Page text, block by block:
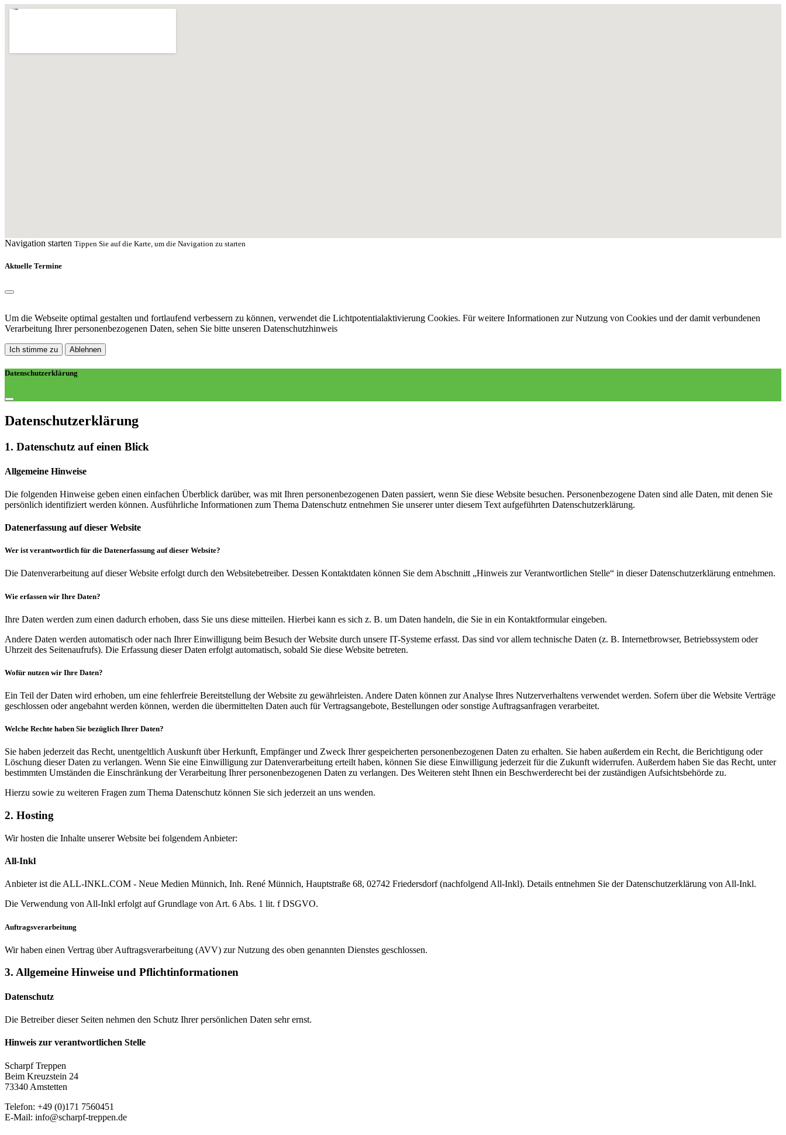
Navigation starten Tippen Sie auf die Karte, um die Navigation zu starten
Aktuelle Termine
Um die Webseite optimal gestalten und fortlaufend verbessern zu können, verwendet die Lichtpotentialaktivierung Cookies. Für weitere Informationen zur Nutzung von Cookies und der damit verbundenen
Verarbeitung Ihrer personenbezogenen Daten, sehen Sie bitte unseren Datenschutzhinweis
Ich stimme zu Ablehnen
Datenschutzerklärung
Datenschutz­erklärung
1. Datenschutz auf einen Blick
Allgemeine Hinweise
Die folgenden Hinweise geben einen einfachen Überblick darüber, was mit Ihren personenbezogenen Daten passiert, wenn Sie diese Website besuchen. Personenbezogene Daten sind alle Daten, mit denen Sie
persönlich identifiziert werden können. Ausführliche Informationen zum Thema Datenschutz entnehmen Sie unserer unter diesem Text aufgeführten Datenschutzerklärung.
Datenerfassung auf dieser Website
Wer ist verantwortlich für die Datenerfassung auf dieser Website?
Die Datenverarbeitung auf dieser Website erfolgt durch den Websitebetreiber. Dessen Kontaktdaten können Sie dem Abschnitt „Hinweis zur Verantwortlichen Stelle“ in dieser Datenschutzerklärung entnehmen.
Wie erfassen wir Ihre Daten?
Ihre Daten werden zum einen dadurch erhoben, dass Sie uns diese mitteilen. Hierbei kann es sich z. B. um Daten handeln, die Sie in ein Kontaktformular eingeben.
Andere Daten werden automatisch oder nach Ihrer Einwilligung beim Besuch der Website durch unsere IT-Systeme erfasst. Das sind vor allem technische Daten (z. B. Internetbrowser, Betriebssystem oder
Uhrzeit des Seitenaufrufs). Die Erfassung dieser Daten erfolgt automatisch, sobald Sie diese Website betreten.
Wofür nutzen wir Ihre Daten?
Ein Teil der Daten wird erhoben, um eine fehlerfreie Bereitstellung der Website zu gewährleisten. Andere Daten können zur Analyse Ihres Nutzerverhaltens verwendet werden. Sofern über die Website Verträge
geschlossen oder angebahnt werden können, werden die übermittelten Daten auch für Vertragsangebote, Bestellungen oder sonstige Auftragsanfragen verarbeitet.
Welche Rechte haben Sie bezüglich Ihrer Daten?
Sie haben jederzeit das Recht, unentgeltlich Auskunft über Herkunft, Empfänger und Zweck Ihrer gespeicherten personenbezogenen Daten zu erhalten. Sie haben außerdem ein Recht, die Berichtigung oder
Löschung dieser Daten zu verlangen. Wenn Sie eine Einwilligung zur Datenverarbeitung erteilt haben, können Sie diese Einwilligung jederzeit für die Zukunft widerrufen. Außerdem haben Sie das Recht, unter
bestimmten Umständen die Einschränkung der Verarbeitung Ihrer personenbezogenen Daten zu verlangen. Des Weiteren steht Ihnen ein Beschwerderecht bei der zuständigen Aufsichtsbehörde zu.
Hierzu sowie zu weiteren Fragen zum Thema Datenschutz können Sie sich jederzeit an uns wenden.
2. Hosting
Wir hosten die Inhalte unserer Website bei folgendem Anbieter:
All-Inkl
Anbieter ist die ALL-INKL.COM - Neue Medien Münnich, Inh. René Münnich, Hauptstraße 68, 02742 Friedersdorf (nachfolgend All-Inkl). Details entnehmen Sie der Datenschutzerklärung von All-Inkl.
Die Verwendung von All-Inkl erfolgt auf Grundlage von Art. 6 Abs. 1 lit. f DSGVO.
Auftragsverarbeitung
Wir haben einen Vertrag über Auftragsverarbeitung (AVV) zur Nutzung des oben genannten Dienstes geschlossen.
3. Allgemeine Hinweise und Pflicht­informationen
Datenschutz
Die Betreiber dieser Seiten nehmen den Schutz Ihrer persönlichen Daten sehr ernst.
Hinweis zur verantwortlichen Stelle
Scharpf Treppen
Beim Kreuzstein 24
73340 Amstetten
Telefon: +49 (0)171 7560451
E-Mail: info@scharpf-treppen.de